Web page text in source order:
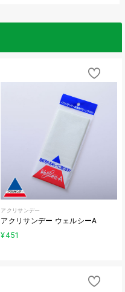
アクリサンデー
アクリサンデー ウェルシーA
¥451